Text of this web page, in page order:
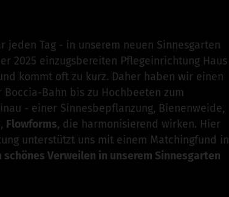
Tag - in unserem neuen Sinnesgarten
2025 einzugsbereiten Pflegeinrichtung Haus
kommt oft zu kurz. Daher haben wir einen
Bahn bis zu Hochbeeten zum
- einer Sinnesbepflanzung, Bienenweide,
Flowforms, die harmonisierend wirken. Hier
unterstützt uns mit einem Matchingfund in
Verweilen in unserem Sinnesgarten